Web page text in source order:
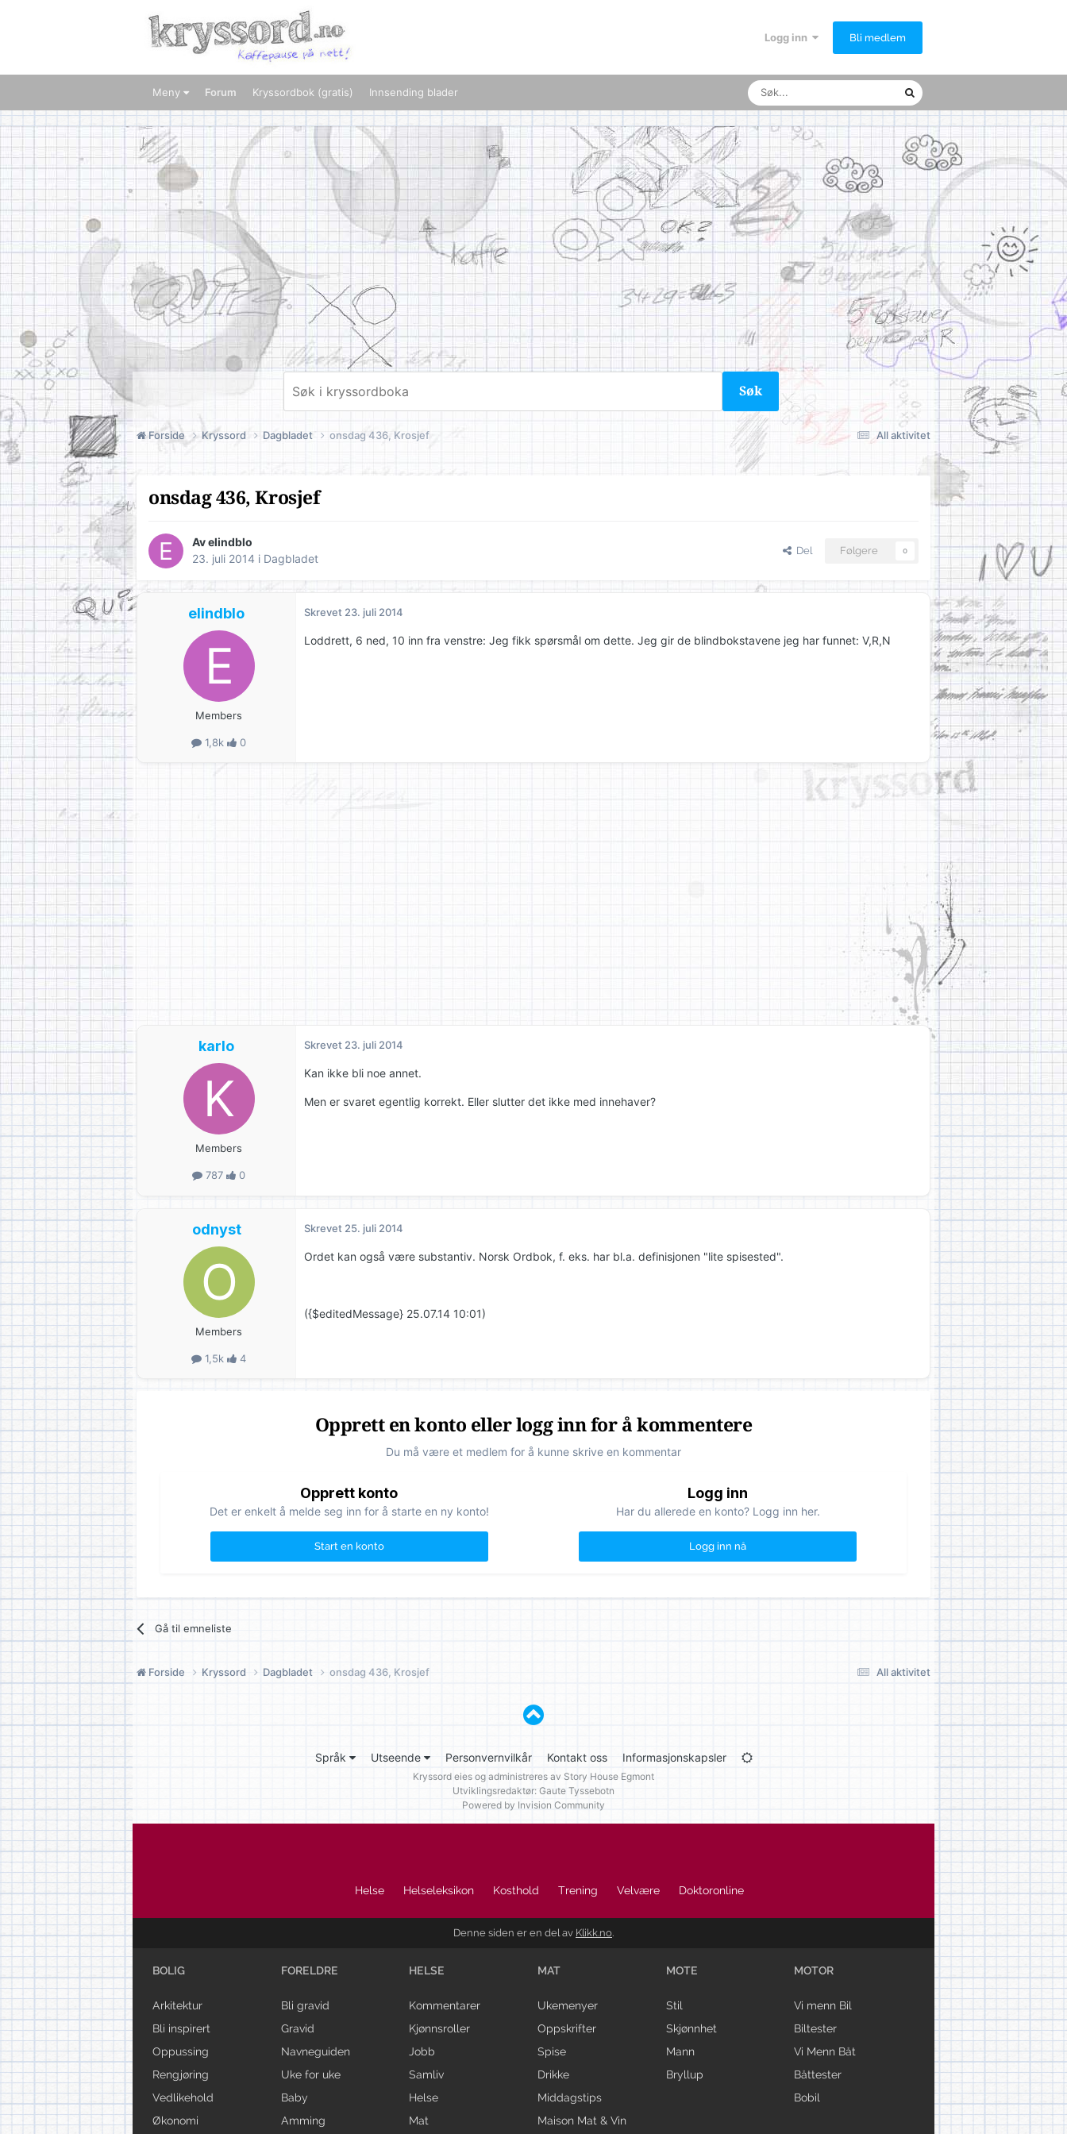
Logg inn Bli medlem
Meny Forum Kryssordbok (gratis) Innsending blader
Søk
All aktivitet
Forside Kryssord Dagbladet onsdag 436, Krosjef
onsdag 436, Krosjef
Avelindblo
23. juli 2014 i Dagbladet
Del Følgere 0
elindblo
Members
1,8k 0
Skrevet 23. juli 2014
Loddrett, 6 ned, 10 inn fra venstre: Jeg fikk spørsmål om dette. Jeg gir de blindbokstavene jeg har funnet: V,R,N
karlo
Members
787 0
Skrevet 23. juli 2014
Kan ikke bli noe annet.
Men er svaret egentlig korrekt. Eller slutter det ikke med innehaver?
odnyst
Members
1,5k 4
Skrevet 25. juli 2014
Ordet kan også være substantiv. Norsk Ordbok, f. eks. har bl.a. definisjonen "lite spisested".
({$editedMessage} 25.07.14 10:01)
Opprett en konto eller logg inn for å kommentere
Du må være et medlem for å kunne skrive en kommentar
Opprett konto
Det er enkelt å melde seg inn for å starte en ny konto!
Start en konto
Logg inn
Har du allerede en konto? Logg inn her.
Logg inn nå
Gå til emneliste
All aktivitet
Forside Kryssord Dagbladet onsdag 436, Krosjef
Språk Utseende Personvernvilkår Kontakt oss Informasjonskapsler
Kryssord eies og administreres av Story House Egmont
Utviklingsredaktør: Gaute Tyssebotn
Powered by Invision Community
Helse Helseleksikon Kosthold Trening Velvære Doktoronline
Denne siden er en del av Klikk.no.
BOLIG
Arkitektur
Bli inspirert
Oppussing
Rengjøring
Vedlikehold
Økonomi
FORELDRE
Bli gravid
Gravid
Navneguiden
Uke for uke
Baby
Amming
HELSE
Kommentarer
Kjønnsroller
Jobb
Samliv
Helse
Mat
MAT
Ukemenyer
Oppskrifter
Spise
Drikke
Middagstips
Maison Mat & Vin
MOTE
Stil
Skjønnhet
Mann
Bryllup
MOTOR
Vi menn Bil
Biltester
Vi Menn Båt
Båttester
Bobil